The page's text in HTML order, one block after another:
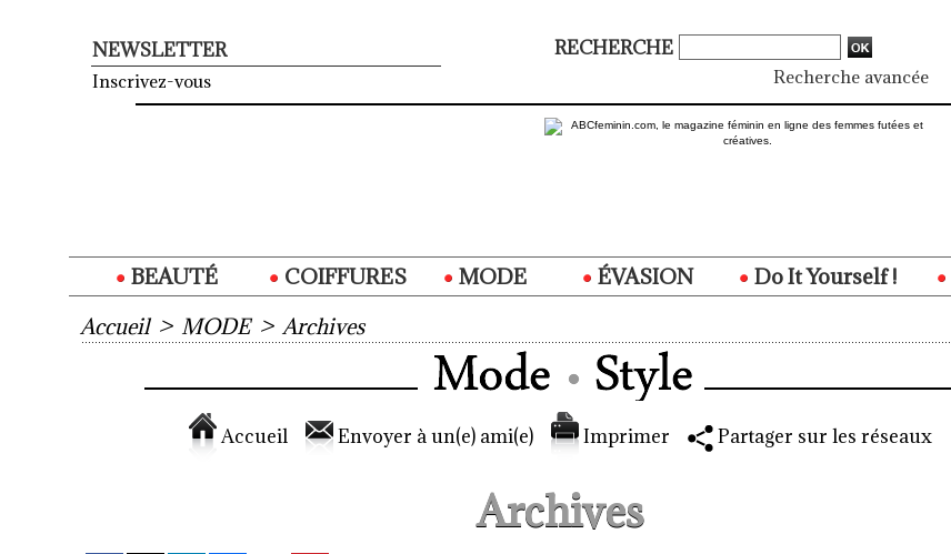
NEWSLETTER
Inscrivez-vous
RECHERCHE
Recherche avancée
BEAUTÉ COIFFURES MODE ÉVASION Do It Yourself !
Accueil > MODE > Archives
Accueil Envoyer à un(e) ami(e) Imprimer Partager sur les réseaux
Archives